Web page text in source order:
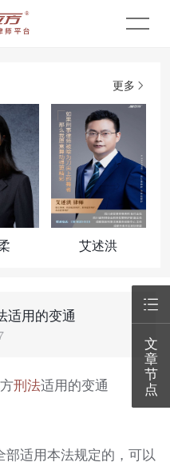
更多
艾述洪
适用的变通
刑法适用的变通
部适用本法规定的，可以

文
章
节
点